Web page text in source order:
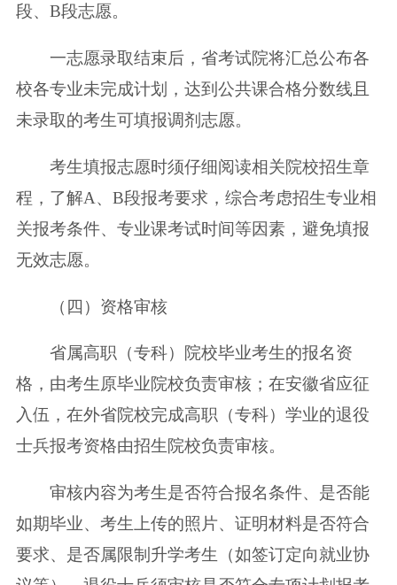
段、B段志愿。
一志愿录取结束后，省考试院将汇总公布各
校各专业未完成计划，达到公共课合格分数线且
未录取的考生可填报调剂志愿。
考生填报志愿时须仔细阅读相关院校招生章
程，了解A、B段报考要求，综合考虑招生专业相
关报考条件、专业课考试时间等因素，避免填报
无效志愿。
（四）资格审核
省属高职（专科）院校毕业考生的报名资
格，由考生原毕业院校负责审核；在安徽省应征
入伍，在外省院校完成高职（专科）学业的退役
士兵报考资格由招生院校负责审核。
审核内容为考生是否符合报名条件、是否能
如期毕业、考生上传的照片、证明材料是否符合
要求、是否属限制升学考生（如签订定向就业协